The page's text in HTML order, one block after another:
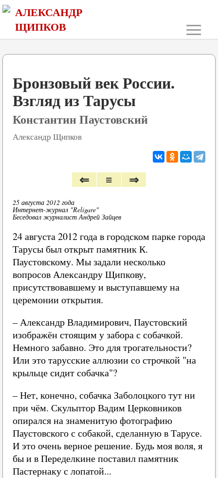
АЛЕКСАНДР
ЩИПКОВ
≡
Бронзовый век России.
Взгляд из Тарусы
Константин Паустовский
Александр Щипков
⇐ ≡ ⇒
25 августа 2012 года
Интернет-журнал "Religare"
Беседовал журналист Андрей Зайцев
24 августа 2012 года в городском парке города
Тарусы был открыт памятник К.
Паустовскому. Мы задали несколько
вопросов Александру Щипкову,
присутствовавшему и выступавшему на
церемонии открытия.
– Александр Владимирович, Паустовский
изображён стоящим у забора с собачкой.
Немного забавно. Это для трогательности?
Или это тарусские аллюзии со строчкой "на
крыльце сидит собачка"?
– Нет, конечно, собачка Заболоцкого тут ни
при чём. Скульптор Вадим Церковников
опирался на знаменитую фотографию
Паустовского с собакой, сделанную в Тарусе.
И это очень верное решение. Будь моя воля, я
бы и в Переделкине поставил памятник
Пастернаку с лопатой...